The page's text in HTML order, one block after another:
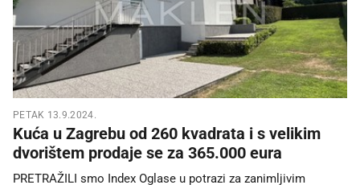
PETAK 13.9.2024.
Kuća u Zagrebu od 260 kvadrata i s velikim
dvorištem prodaje se za 365.000 eura
PRETRAŽILI smo Index Oglase u potrazi za zanimljivim